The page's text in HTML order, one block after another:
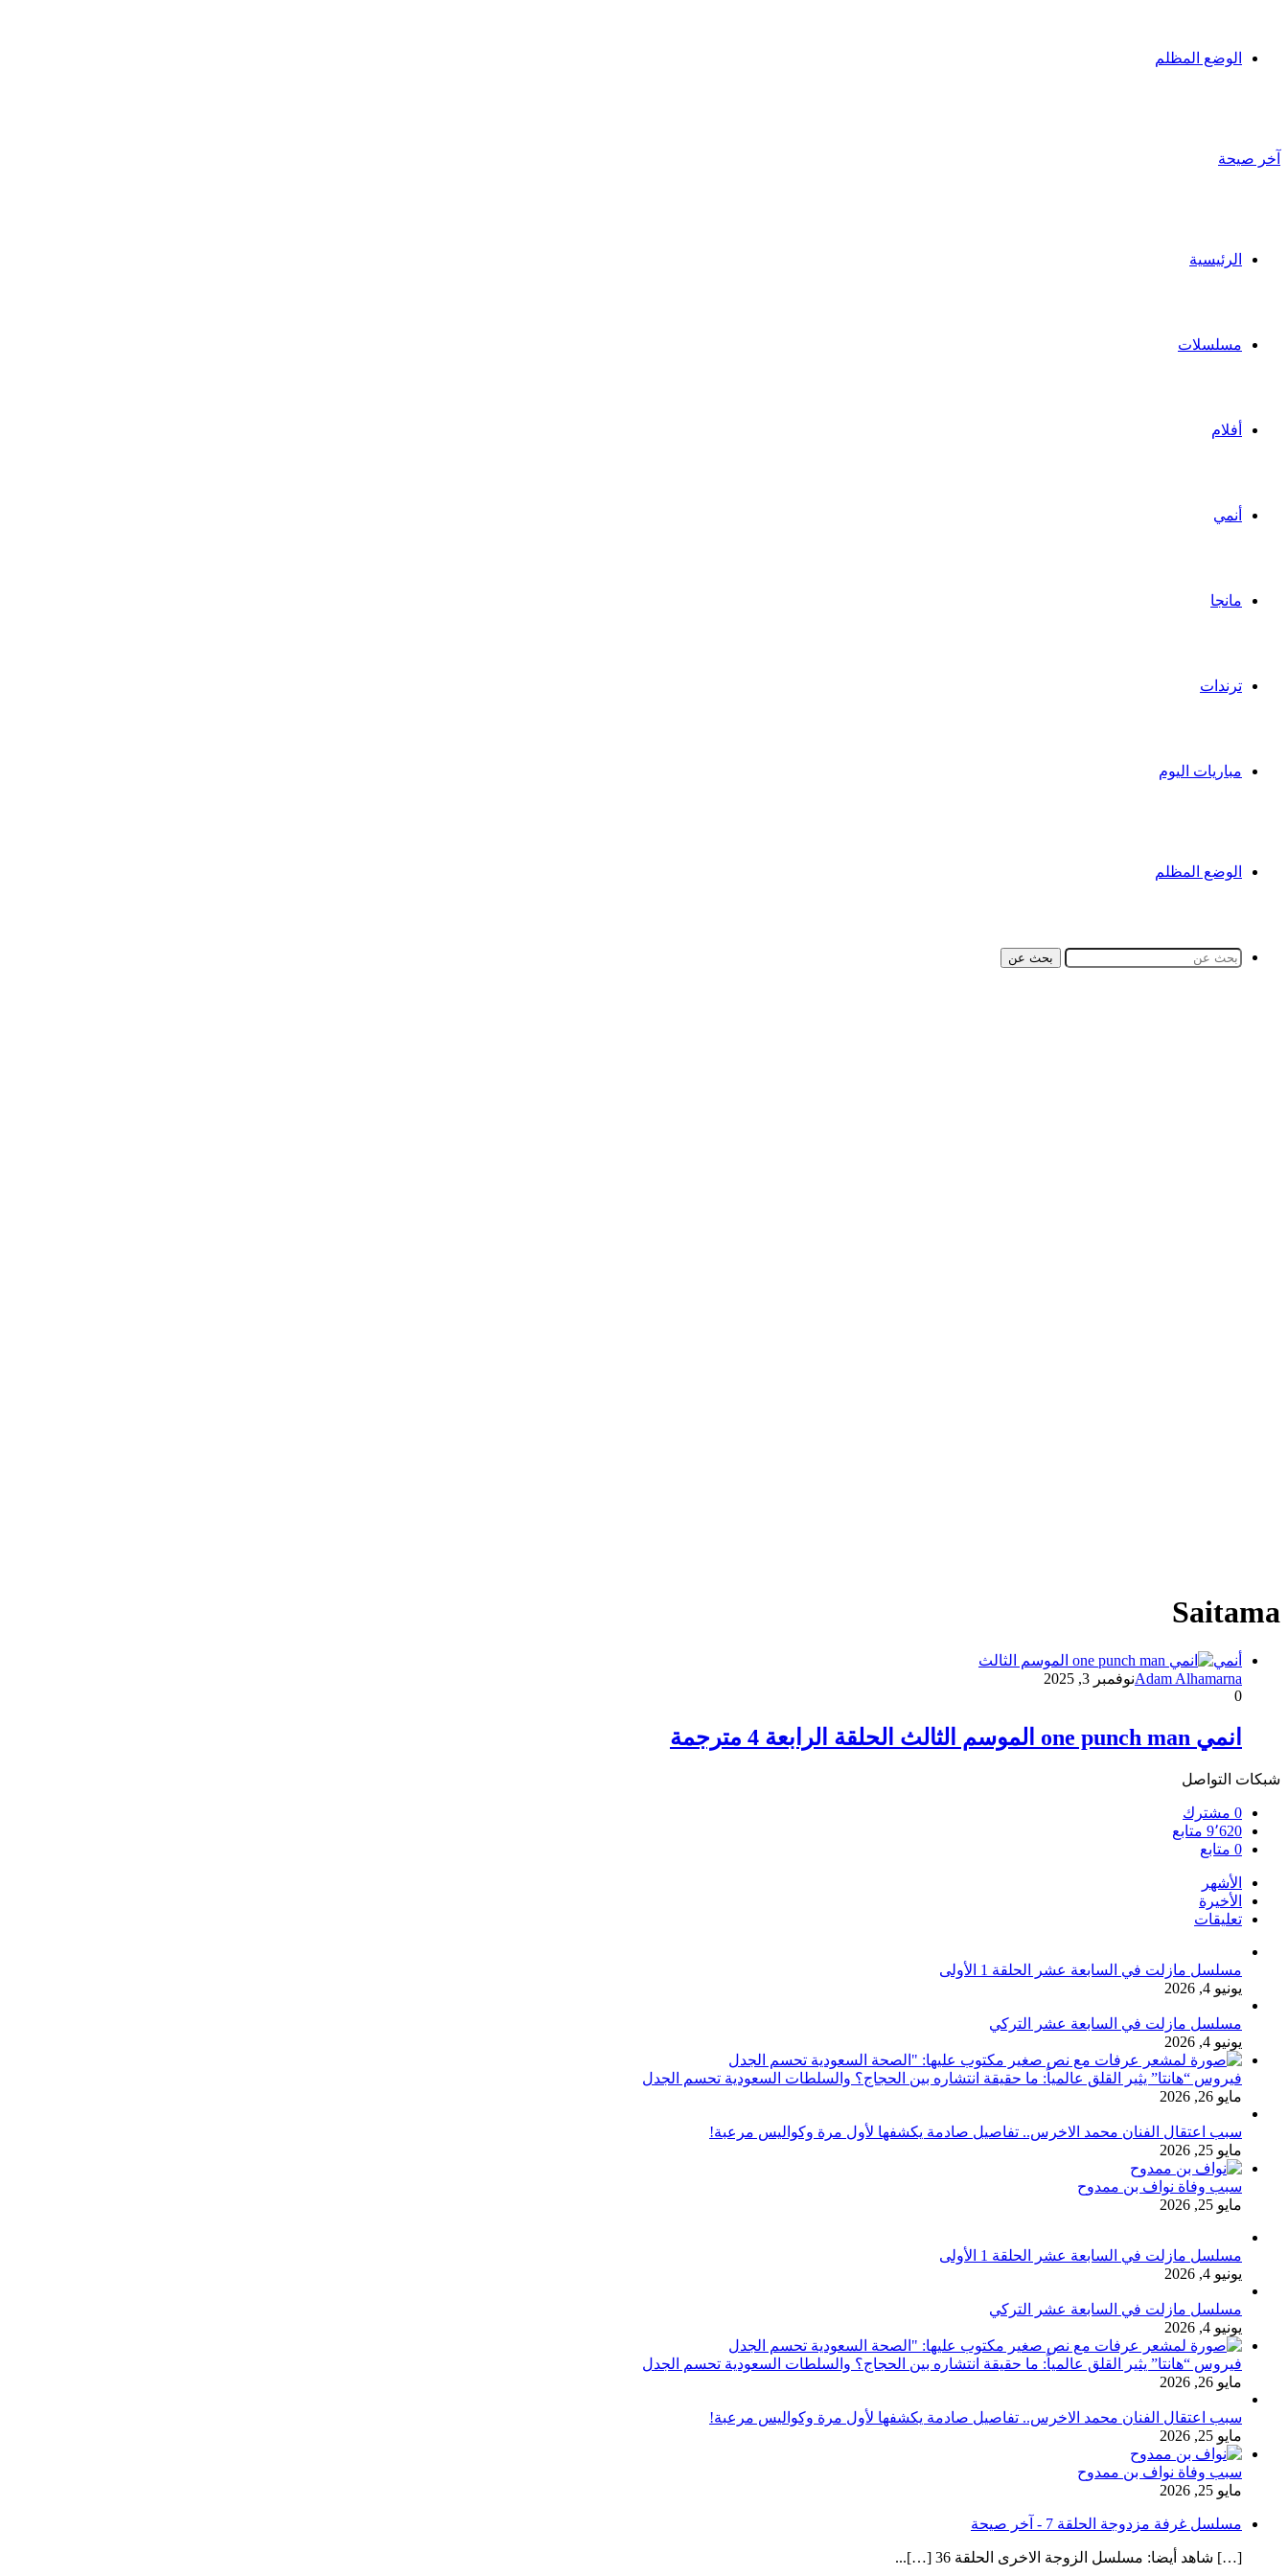
الوضع المظلم
آخر صيحة
الرئيسية
مسلسلات
أفلام
أنمي
مانجا
ترندات
مباريات اليوم
الوضع المظلم
بحث عن
Saitama
أنمي
Adam Alhamarnaنوفمبر 3, 2025
0
انمي one punch man الموسم الثالث الحلقة الرابعة 4 مترجمة
شبكات التواصل
0 مشترك
9٬620 متابع
0 متابع
الأشهر
الأخيرة
تعليقات
مسلسل مازلت في السابعة عشر الحلقة 1 الأولى
يونيو 4, 2026
مسلسل مازلت في السابعة عشر التركي
يونيو 4, 2026
فيروس “هانتا” يثير القلق عالمياً: ما حقيقة انتشاره بين الحجاج؟ والسلطات السعودية تحسم الجدل
مايو 26, 2026
سبب اعتقال الفنان محمد الاخرس.. تفاصيل صادمة يكشفها لأول مرة وكواليس مرعبة!
مايو 25, 2026
سبب وفاة نواف بن ممدوح
مايو 25, 2026
مسلسل مازلت في السابعة عشر الحلقة 1 الأولى
يونيو 4, 2026
مسلسل مازلت في السابعة عشر التركي
يونيو 4, 2026
فيروس “هانتا” يثير القلق عالمياً: ما حقيقة انتشاره بين الحجاج؟ والسلطات السعودية تحسم الجدل
مايو 26, 2026
سبب اعتقال الفنان محمد الاخرس.. تفاصيل صادمة يكشفها لأول مرة وكواليس مرعبة!
مايو 25, 2026
سبب وفاة نواف بن ممدوح
مايو 25, 2026
مسلسل غرفة مزدوجة الحلقة 7 - آخر صيحة
[…] شاهد أيضا: مسلسل الزوجة الاخرى الحلقة 36 […]...